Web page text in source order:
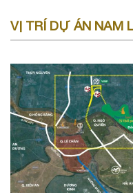
VỊ TRÍ DỰ ÁN NAM